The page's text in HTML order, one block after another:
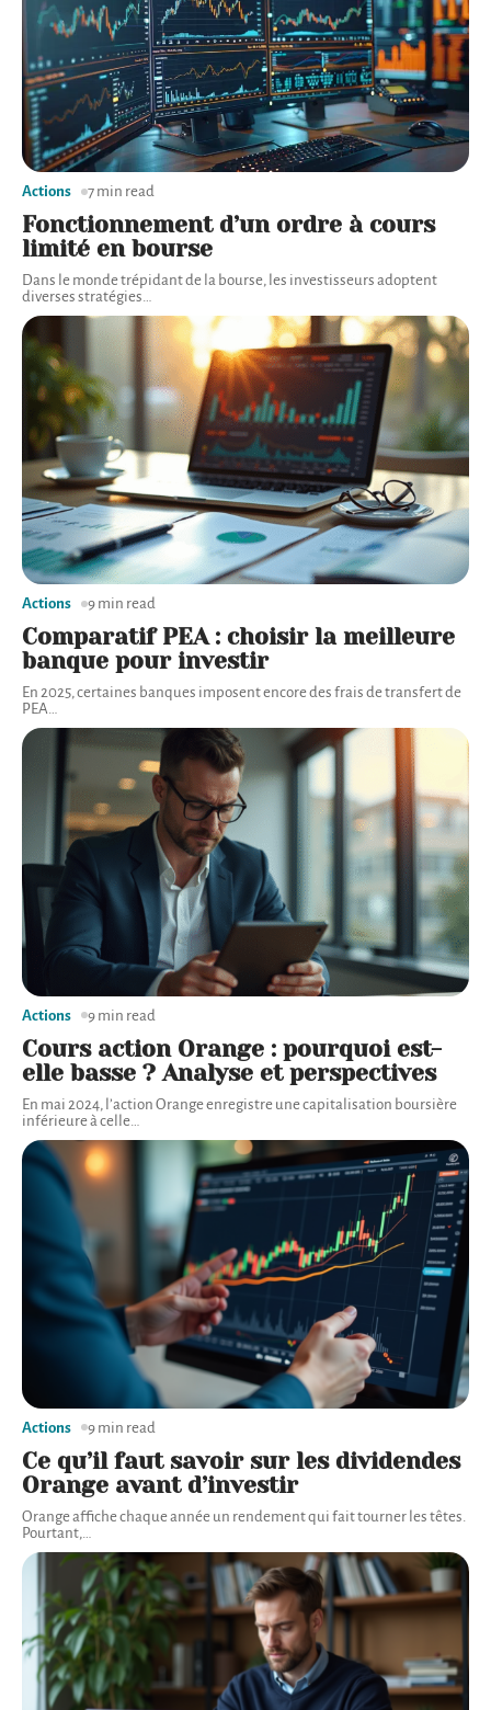
Fonctionnement d’un ordre à cours
limité en bourse
Dans le monde trépidant de la bourse, les investisseurs adoptent
diverses stratégies…
Actions 7 min read
Comparatif PEA : choisir la meilleure
banque pour investir
En 2025, certaines banques imposent encore des frais de transfert de
PEA…
Actions 9 min read
Cours action Orange : pourquoi est-
elle basse ? Analyse et perspectives
En mai 2024, l’action Orange enregistre une capitalisation boursière
inférieure à celle
Actions 9 min read
Ce qu’il faut savoir sur les dividendes
Orange avant d’investir
Orange affiche chaque année un rendement qui fait tourner les têtes.
Pourtant,
Actions 9 min read